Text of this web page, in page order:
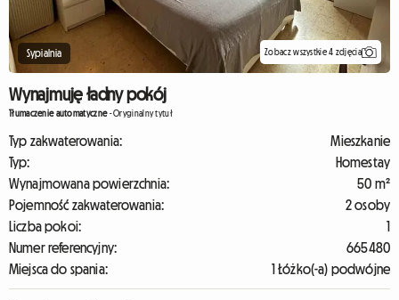
Sypialnia Zobacz wszystkie 4 zdjęcia
Wynajmuję ładny pokój
Tłumaczenie automatyczne-Oryginalny tytuł
Typ zakwaterowania:
Mieszkanie
Typ:
Homestay
Wynajmowana powierzchnia:
50 m²
Pojemność zakwaterowania:
2 osoby
Liczba pokoi:
1
Numer referencyjny:
665480
Miejsca do spania:
1 Łóżko(-a) podwójne